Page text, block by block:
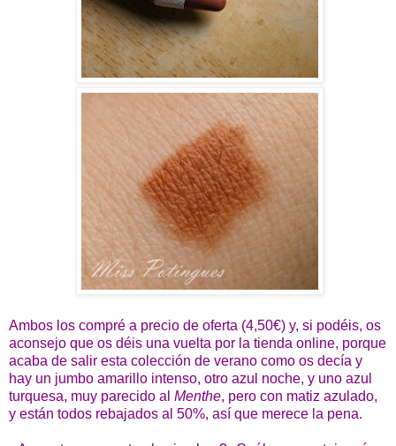
Ambos los compré a precio de oferta (4,50€) y, si podéis, os
aconsejo que os déis una vuelta por la tienda online, porque
acaba de salir esta colección de verano como os decía y
hay un jumbo amarillo intenso, otro azul noche, y uno azul
turquesa, muy parecido al Menthe, pero con matiz azulado,
y están todos rebajados al 50%, así que merece la pena.